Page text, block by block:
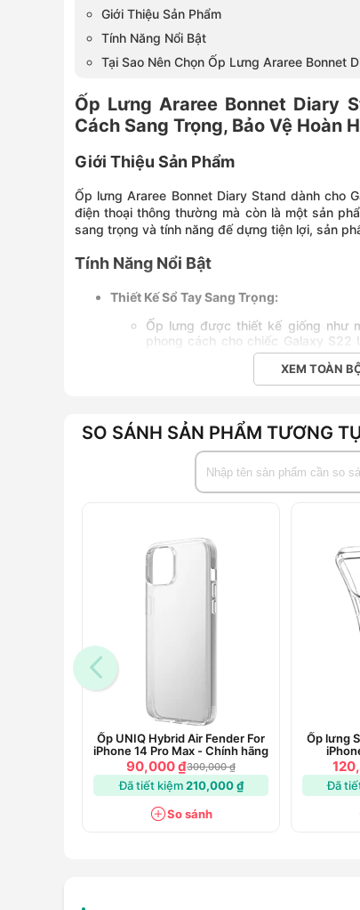
Giới Thiệu Sản Phẩm
Tính Năng Nổi Bật
Tại Sao Nên Chọn Ốp Lưng Araree Bonnet
Ốp Lưng Araree Bonnet Diary
Cách Sang Trọng, Bảo Vệ Hoàn
Giới Thiệu Sản Phẩm
Ốp lưng Araree Bonnet Diary Stand dành cho
điện thoại thông thường mà còn là một sản
sang trọng và tính năng đế dựng tiện lợi, sản
Tính Năng Nổi Bật
Thiết Kế Sổ Tay Sang Trọng:
Ốp lưng được thiết kế giống như
phong cách cho chiếc Galaxy
cấp giúp sản phẩm thêm phần
đập, bảo vệ điện thoại của bạn khỏi
Chức Năng Đế Dựng Tiện Lợi:
Thiết kế thông minh cho phép ốp
Ốp lưng tích hợp ngăn đựng thẻ tín
những vật dụng cần thiết mà không
Tương Thích Sạc Không Dây:
Thiết kế của ốp lưng hoàn toàn
bạn sạc điện thoại một cách thuận
Tại Sao Nên Chọn Ốp Lưng Araree
Ốp lưng Araree Bonnet Diary Stand là sự lựa
phong cách. Với thiết kế sang trọng, chất liệu
không chỉ bảo vệ điện thoại mà còn nâng tầm
Hãy để ốp lưng Araree Bonnet Diary Stand
một cách hoàn hảo và phong cách!
XEM TOÀN
SO SÁNH SẢN PHẨM TƯƠNG
Ốp UNIQ Hybrid Air Fender For
iPhone 14 Pro Max - Chính hãng
90,000 ₫300,000 ₫
Đã tiết kiệm210,000 ₫
So sánh
Ốp lưng
Đã